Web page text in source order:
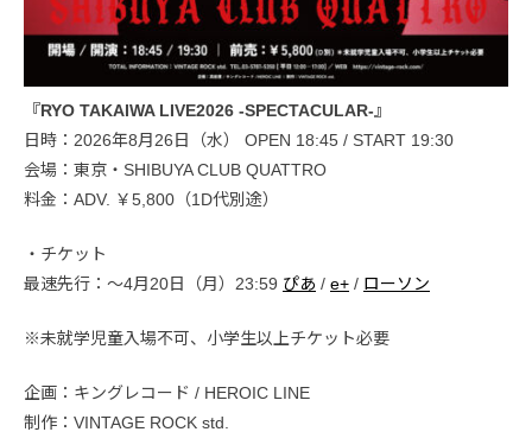
『RYO TAKAIWA LIVE2026 -SPECTACULAR-』
日時：2026年8月26日（水） OPEN 18:45 / START 19:30
会場：東京・SHIBUYA CLUB QUATTRO
料金：ADV. ￥5,800（1D代別途）
・チケット
最速先行：～4月20日（月）23:59 ぴあ / e+ / ローソン
※未就学児童入場不可、小学生以上チケット必要
企画：キングレコード / HEROIC LINE
制作：VINTAGE ROCK std.